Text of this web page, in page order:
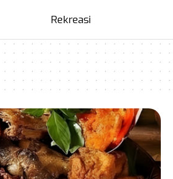
Rekreasi